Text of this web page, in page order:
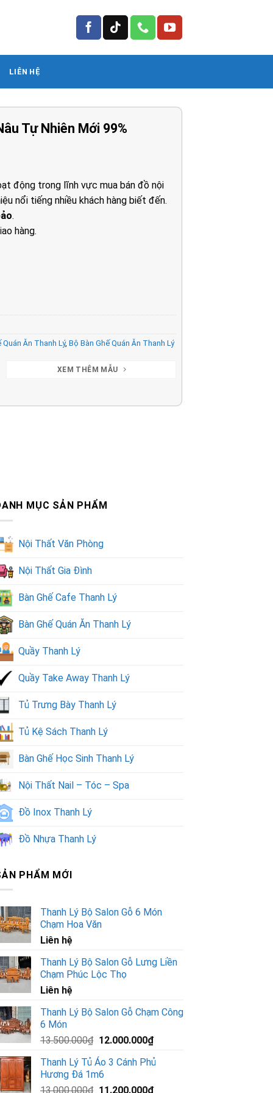
LIÊN HỆ
Tự Nhiên Mới 99%
động trong lĩnh vực mua bán đồ nội
nổi tiếng nhiều khách hàng biết đến.
.
hàng.
Quán Ăn Thanh Lý,Bộ Bàn Ghế Quán Ăn Thanh Lý
XEM THÊM MẪU
MỤC SẢN PHẨM
Nội Thất Văn Phòng
Nội Thất Gia Đình
Bàn Ghế Cafe Thanh Lý
Bàn Ghế Quán Ăn Thanh Lý
Quầy Thanh Lý
Quầy Take Away Thanh Lý
Tủ Trưng Bày Thanh Lý
Tủ Kệ Sách Thanh Lý
Bàn Ghế Học Sinh Thanh Lý
Nội Thất Nail – Tóc – Spa
Đồ Inox Thanh Lý
Đồ Nhựa Thanh Lý
PHẨM MỚI
Thanh Lý Bộ Salon Gỗ 6 Món
Chạm Hoa Văn
Liên hệ
Thanh Lý Bộ Salon Gỗ Lưng Liền
Chạm Phúc Lộc Thọ
Liên hệ
Thanh Lý Bộ Salon Gỗ Chạm Công
6 Món
13.500.000₫ Giá
là:
13.500.000₫.
12.000.000₫Giá
tại
Thanh Lý Tủ Áo 3 Cánh Phủ
Hương Đá 1m6
13.000.000₫ Giá
11.200.000₫Giá